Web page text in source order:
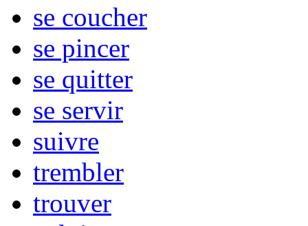
se coucher
se pincer
se quitter
se servir
suivre
trembler
trouver